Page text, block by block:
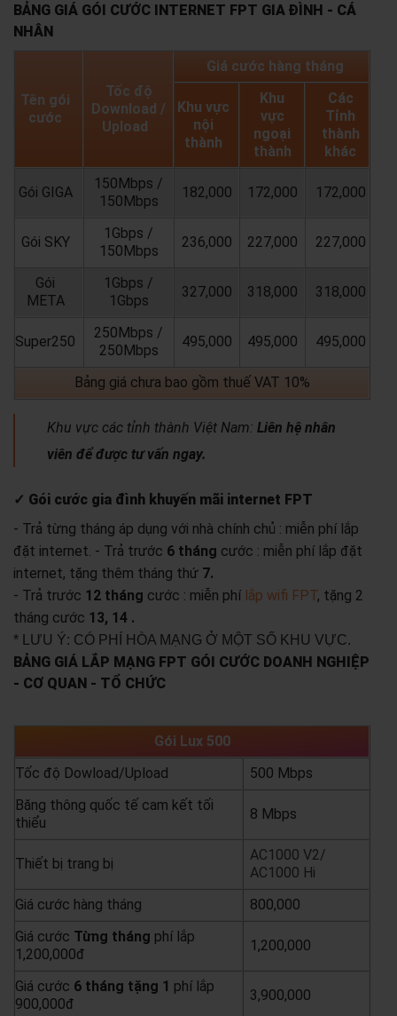
BẢNG GIÁ GÓI CƯỚC INTERNET FPT GIA ĐÌNH - CÁ
NHÂN
Tên gói
cước
Tốc độ
Download /
Upload
Giá cước hàng tháng
Khu vực
nội
thành
Khu
vực
ngoại
thành
Các
Tỉnh
thành
khác
Gói GIGA
150Mbps /
150Mbps
182,000 172,000 172,000
Gói SKY
1Gbps /
150Mbps
236,000 227,000 227,000
Gói
META
1Gbps /
1Gbps
327,000 318,000 318,000
Super250
250Mbps /
250Mbps
495,000 495,000 495,000
Bảng giá chưa bao gồm thuế VAT 10%
Khu vực các tỉnh thành Việt Nam: Liên hệ nhân
viên để được tư vấn ngay.
✓ Gói cước gia đình khuyến mãi internet FPT
- Trả từng tháng áp dụng với nhà chính chủ : miễn phí lắp
đặt internet. - Trả trước 6 tháng cước : miễn phí lắp đặt
internet, tặng thêm tháng thứ 7.
- Trả trước 12 tháng cước : miễn phí lắp wifi FPT, tặng 2
tháng cước 13, 14 .
* LƯU Ý: CÓ PHÍ HÒA MẠNG Ở MỘT SỐ KHU VỰC.
BẢNG GIÁ LẮP MẠNG FPT GÓI CƯỚC DOANH NGHIỆP
- CƠ QUAN - TỔ CHỨC
Gói Lux 500
Tốc độ Dowload/Upload
500 Mbps
Băng thông quốc tế cam kết tối
thiểu
8 Mbps
Thiết bị trang bị
AC1000 V2/
AC1000 Hi
Giá cước hàng tháng
800,000
Giá cước Từng tháng phí lắp
1,200,000đ
1,200,000
Giá cước 6 tháng tặng 1 phí lắp
900,000đ
3,900,000